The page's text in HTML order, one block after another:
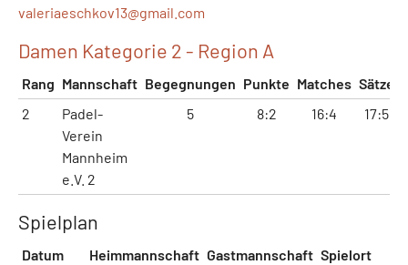
valeriaeschkov13@gmail.com
Damen Kategorie 2 - Region A
Rang Mannschaft Begegnungen Punkte Matches Sätze
2
Padel-
Verein
Mannheim
e.V. 2
5 8:2 16:4 17:5
Spielplan
Datum Heimmannschaft Gastmannschaft Spielort